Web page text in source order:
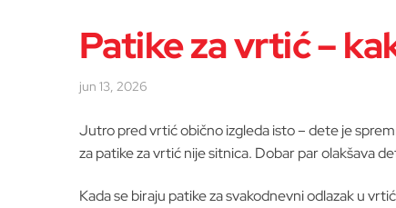
Patike za vrtić –
jun 13, 2026
Jutro pred vrtić obično izgleda isto – dete je
za patike za vrtić nije sitnica. Dobar par olakšava
Kada se biraju patike za svakodnevni odlazak u